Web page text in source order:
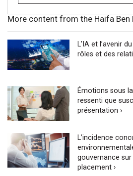
More content from the Haifa Ben
L’IA et l’avenir
rôles et des
Émotions sous
ressenti que
présentation ›
L’incidence
gouvernance
placement ›